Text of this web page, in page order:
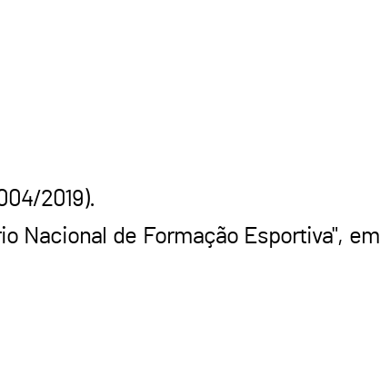
2019).
Nacional de Formação Esportiva", em